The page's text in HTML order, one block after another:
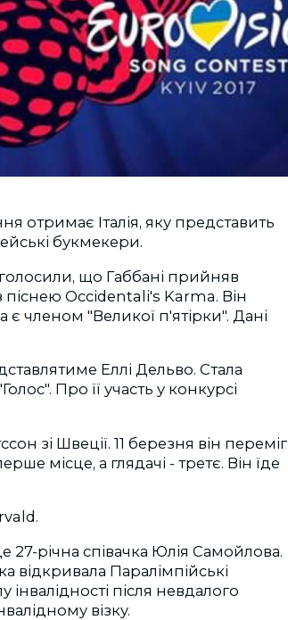
отримає Італія, яку представить
букмекери.
що Габбані прийняв
піснею Occidentali's Karma. Він
членом "Великої п'ятірки". Дані
Еллі Дельво. Стала
Про її участь у конкурсі
зі Швеції. 11 березня він переміг
місце, а глядачі - третє. Він їде
27-річна співачка Юлія Самойлова.
Паралімпійські
після невдалого
візку.